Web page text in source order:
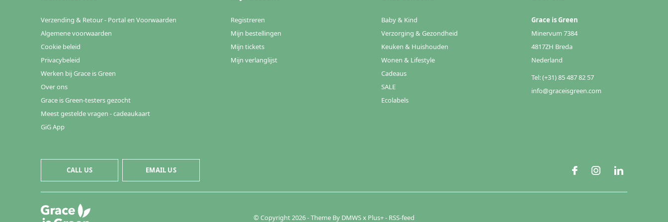
Verzending & Retour - Portal en Voorwaarden
Algemene voorwaarden
Cookie beleid
Privacybeleid
Werken bij Grace is Green
Over ons
Grace is Green-testers gezocht
Meest gestelde vragen - cadeaukaart
GiG App
Registreren
Mijn bestellingen
Mijn tickets
Mijn verlanglijst
Baby & Kind
Verzorging & Gezondheid
Keuken & Huishouden
Wonen & Lifestyle
Cadeaus
SALE
Ecolabels
Grace is Green
Minervum 7384
4817ZH Breda
Nederland
Tel: (+31) 85 487 82 57
info@graceisgreen.com
CALL US EMAIL US
© Copyright2026- Theme By DMWSx Plus+- RSS-feed